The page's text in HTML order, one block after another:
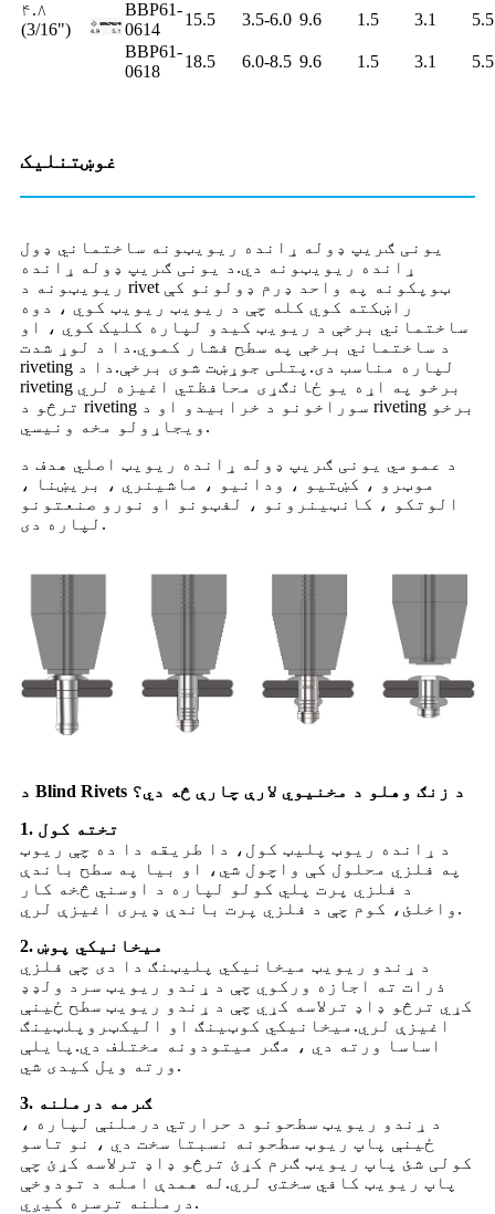
۴.۸
(3/16")
BBP61-
0614
15.5 3.5-6.0 9.6 1.5 3.1
5.5
BBP61-
0618
18.5 6.0-8.5 9.6 1.5 3.1 5.5
غوښتنلیک
یونی ګریپ ډوله ړانده ریویټونه ساختماني ډول
ړانده ریویټونه دي.د یونی ګریپ ډوله ړانده
ریویټونه د rivet ټوپکونه په واحد ډرم ډولونو کې
راښکته کوي کله چې د ریویټ ریویټ کوي ، دوه
ساختماني برخې د ریویټ کیدو لپاره کلیک کوي ، او
د ساختماني برخې په سطح فشار کموي.دا د لوړ شدت
riveting لپاره مناسب دی.پتلی جوړښت شوی برخې.دا د
riveting برخو په اړه یو ځانګړی محافظتي اغیزه لري
ترڅو د riveting سوراخونو د خرابیدو او د riveting برخو
ویجاړولو مخه ونیسي.
د عمومي یونی ګریپ ډوله ړانده ریویټ اصلي هدف د
موټرو ، کښتیو ، ودانیو ، ماشینري ، بریښنا ،
الوتکو ، کانټینرونو ، لفټونو او نورو صنعتونو
لپاره دی.
د Blind Rivets د زنګ وهلو د مخنیوي لارې چارې څه دي؟
1. تخته کول
د ړانده ریوټ پلیټ کول، دا طریقه دا ده چې ریوټ
په فلزي محلول کې واچول شي، او بیا په سطح باندې
د فلزي پرت پلي کولو لپاره د اوسني څخه کار
واخلئ، کوم چې د فلزي پرت باندې ډیری اغیزې لري.
2. میخانیکي پوښ
د ړندو ریویټ میخانیکي پلیټنګ دا دی چې فلزي
ذرات ته اجازه ورکوي چې د ړندو ریویټ سرد ولډډ
کړي ترڅو ډاډ ترلاسه کړي چې د ړندو ریویټ سطح ځینې
اغیزې لري.میخانیکي کوټینګ او الیکټروپلټینګ
اساسا ورته دي ، مګر میتودونه مختلف دي.پایلې
ورته ویل کیدی شي.
3. ګرمه درملنه
د ړندو ریویټ سطحونو د حرارتي درملنې لپاره ،
ځینې پاپ ریوټ سطحونه نسبتا سخت دي ، نو تاسو
کولی شئ پاپ ریویټ ګرم کړئ ترڅو ډاډ ترلاسه کړئ چې
پاپ ریویټ کافي سختۍ لري.له همدې امله د تودوخې
درملنه ترسره کیږي.